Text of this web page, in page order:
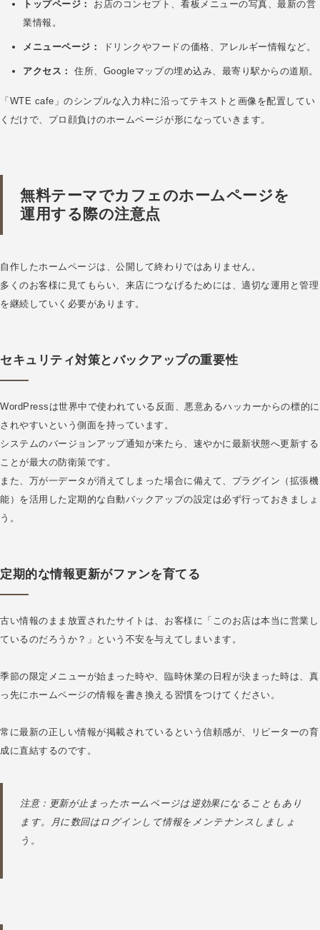
トップページ：
お店のコンセプト、看板メニューの写真、最新の営
業情報。
メニューページ： ドリンクやフードの価格、アレルギー情報など。
アクセス： 住所、Googleマップの埋め込み、最寄り駅からの道順。
「WTE cafe」のシンプルな入力枠に沿ってテキストと画像を配置してい
くだけで、プロ顔負けのホームページが形になっていきます。
無料テーマでカフェのホームページを
運用する際の注意点
自作したホームページは、公開して終わりではありません。
多くのお客様に見てもらい、来店につなげるためには、適切な運用と管理
を継続していく必要があります。
セキュリティ対策とバックアップの重要性
WordPressは世界中で使われている反面、悪意あるハッカーからの標的に
されやすいという側面を持っています。
システムのバージョンアップ通知が来たら、速やかに最新状態へ更新する
ことが最大の防衛策です。
また、万が一データが消えてしまった場合に備えて、プラグイン（拡張機
能）を活用した定期的な自動バックアップの設定は必ず行っておきましょ
う。
定期的な情報更新がファンを育てる
古い情報のまま放置されたサイトは、お客様に「このお店は本当に営業し
ているのだろうか？」という不安を与えてしまいます。
季節の限定メニューが始まった時や、臨時休業の日程が決まった時は、真
っ先にホームページの情報を書き換える習慣をつけてください。
常に最新の正しい情報が掲載されているという信頼感が、リピーターの育
成に直結するのです。
注意：更新が止まったホームページは逆効果になることもあり
ます。月に数回はログインして情報をメンテナンスしましょ
う。